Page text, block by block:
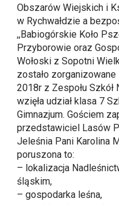
Obszarów Wiejskich i
w Rychwałdzie a
,,Babiogórskie Koło
Przyborowie oraz
Wołoski z Sopotni
zostało
2018r z Zespołu
wzięła udział klasa 7
Gimnazjum. Gościem
przedstawiciel Lasów
Jeleśnia Pani Karolina
poruszona to:
– lokalizacja
śląskim,
– gospodarka leśna,